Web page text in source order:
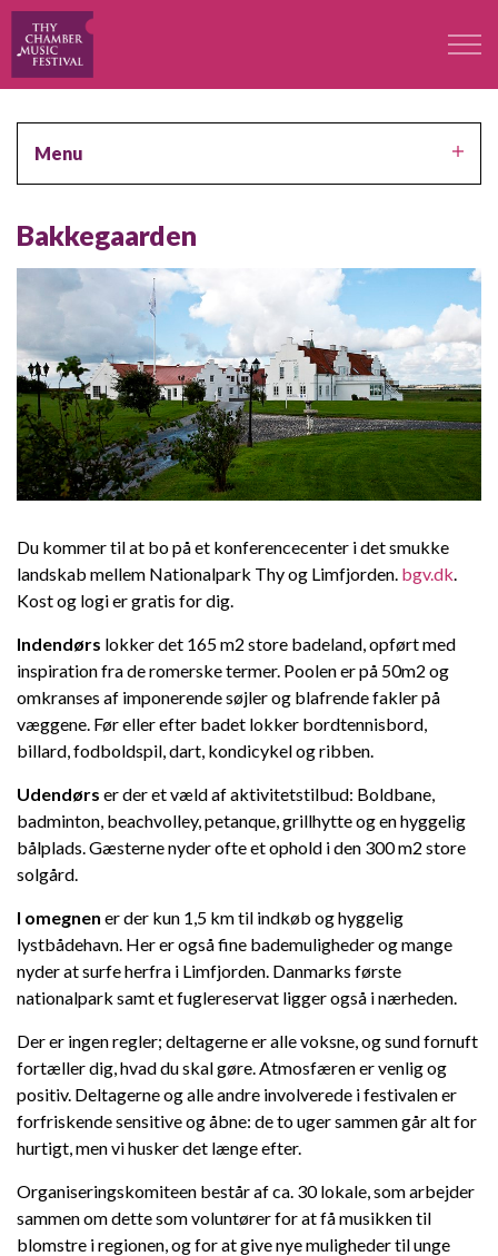
Festivalen
Professorer
Koncerter
Deltagere
Kontakt
Kontakt
Menu
Bakkegaarden
Du kommer til at bo på et konferencecenter i det smukke
landskab mellem Nationalpark Thy og Limfjorden. bgv.dk.
Kost og logi er gratis for dig.
Indendørs lokker det 165 m2 store badeland, opført med
inspiration fra de romerske termer. Poolen er på 50m2 og
omkranses af imponerende søjler og blafrende fakler på
væggene. Før eller efter badet lokker bordtennisbord,
billard, fodboldspil, dart, kondicykel og ribben.
Udendørs er der et væld af aktivitetstilbud: Boldbane,
badminton, beachvolley, petanque, grillhytte og en hyggelig
bålplads. Gæsterne nyder ofte et ophold i den 300 m2 store
solgård.
I omegnen er der kun 1,5 km til indkøb og hyggelig
lystbådehavn. Her er også fine bademuligheder og mange
nyder at surfe herfra i Limfjorden. Danmarks første
nationalpark samt et fuglereservat ligger også i nærheden.
Der er ingen regler; deltagerne er alle voksne, og sund fornuft
fortæller dig, hvad du skal gøre. Atmosfæren er venlig og
positiv. Deltagerne og alle andre involverede i festivalen er
forfriskende sensitive og åbne: de to uger sammen går alt for
hurtigt, men vi husker det længe efter.
Organiseringskomiteen består af ca. 30 lokale, som arbejder
sammen om dette som voluntører for at få musikken til
blomstre i regionen, og for at give nye muligheder til unge